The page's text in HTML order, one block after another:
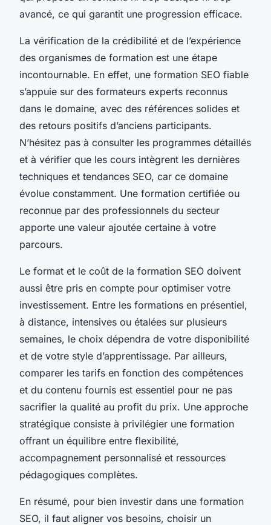
avancé, ce qui garantit une progression efficace.
La vérification de la crédibilité et de l’expérience
des organismes de formation est une étape
incontournable. En effet, une formation SEO fiable
s’appuie sur des formateurs experts reconnus
dans le domaine, avec des références solides et
des retours positifs d’anciens participants.
N’hésitez pas à consulter les programmes détaillés
et à vérifier que les cours intègrent les dernières
techniques et tendances SEO, car ce domaine
évolue constamment. Une formation certifiée ou
reconnue par des professionnels du secteur
apporte une valeur ajoutée certaine à votre
parcours.
Le format et le coût de la formation SEO doivent
aussi être pris en compte pour optimiser votre
investissement. Entre les formations en présentiel,
à distance, intensives ou étalées sur plusieurs
semaines, le choix dépendra de votre disponibilité
et de votre style d’apprentissage. Par ailleurs,
comparer les tarifs en fonction des compétences
et du contenu fournis est essentiel pour ne pas
sacrifier la qualité au profit du prix. Une approche
stratégique consiste à privilégier une formation
offrant un équilibre entre flexibilité,
accompagnement personnalisé et ressources
pédagogiques complètes.
En résumé, pour bien investir dans une formation
SEO, il faut aligner vos besoins, choisir un